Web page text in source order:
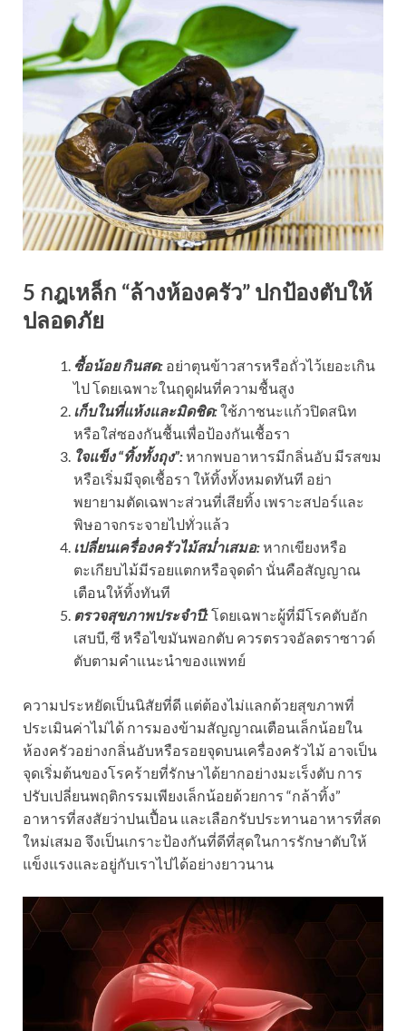
5 กฎเหล็ก “ล้างห้องครัว” ปกป้องตับให้
ปลอดภัย
ซื้อน้อย กินสด: อย่าตุนข้าวสารหรือถั่วไว้เยอะเกิน
ไป โดยเฉพาะในฤดูฝนที่ความชื้นสูง
เก็บในที่แห้งและมิดชิด:ใช้ภาชนะแก้วปิดสนิท
หรือใส่ซองกันชื้นเพื่อป้องกันเชื้อรา
ใจแข็ง “ทิ้งทั้งถุง”:หากพบอาหารมีกลิ่นอับ มีรสขม
หรือเริ่มมีจุดเชื้อรา ให้ทิ้งทั้งหมดทันที อย่า
พยายามตัดเฉพาะส่วนที่เสียทิ้ง เพราะสปอร์และ
พิษอาจกระจายไปทั่วแล้ว
เปลี่ยนเครื่องครัวไม้สม่ำเสมอ:หากเขียงหรือ
ตะเกียบไม้มีรอยแตกหรือจุดดำ นั่นคือสัญญาณ
เตือนให้ทิ้งทันที
ตรวจสุขภาพประจำปี:โดยเฉพาะผู้ที่มีโรคตับอัก
เสบบี, ซี หรือไขมันพอกตับ ควรตรวจอัลตราซาวด์
ตับตามคำแนะนำของแพทย์
ความประหยัดเป็นนิสัยที่ดี แต่ต้องไม่แลกด้วยสุขภาพที่
ประเมินค่าไม่ได้ การมองข้ามสัญญาณเตือนเล็กน้อยใน
ห้องครัวอย่างกลิ่นอับหรือรอยจุดบนเครื่องครัวไม้ อาจเป็น
จุดเริ่มต้นของโรคร้ายที่รักษาได้ยากอย่างมะเร็งตับ การ
ปรับเปลี่ยนพฤติกรรมเพียงเล็กน้อยด้วยการ “กล้าทิ้ง”
อาหารที่สงสัยว่าปนเปื้อน และเลือกรับประทานอาหารที่สด
ใหม่เสมอ จึงเป็นเกราะป้องกันที่ดีที่สุดในการรักษาตับให้
แข็งแรงและอยู่กับเราไปได้อย่างยาวนาน